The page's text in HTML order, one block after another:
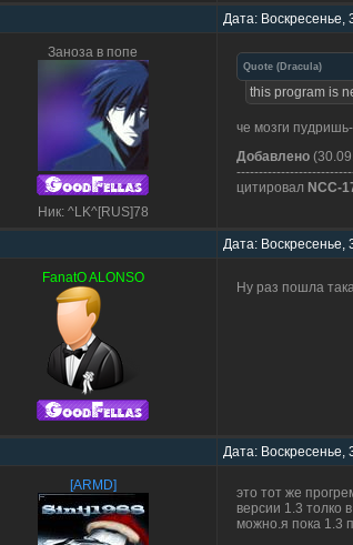
Дата: Воскресенье,
Заноза в попе
Ник: ^LK^[RUS]78
Quote ( Dracula)
this program is
че мозги
Добавлено
цитировал NCC-
Дата: Воскресенье,
FanatO ALONSO
Ну раз пошла
Дата: Воскресенье,
[ARMD]
это тот же
версии 1.3 толко
можно.я пока 1.3